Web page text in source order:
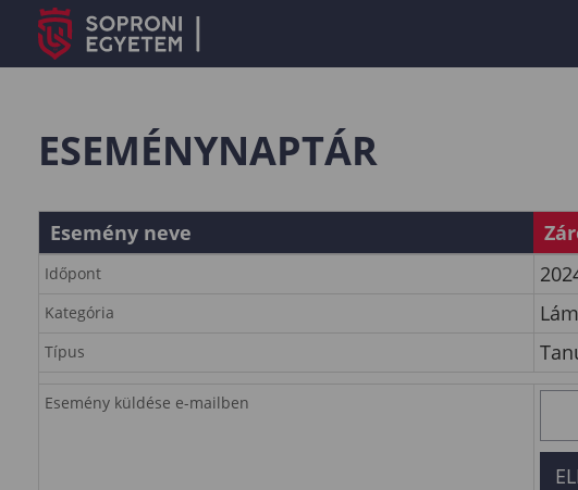
ESEMÉNYNAPTÁR
Esemény neve
Időpont
Kategória
Típus
Esemény küldése e-mailben